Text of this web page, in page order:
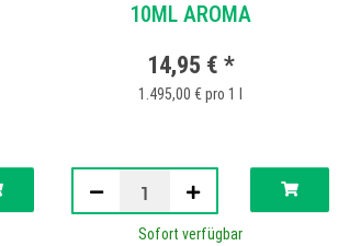
10ML AROMA
14,95 € *
1.495,00 € pro 1 l
Sofort verfügbar